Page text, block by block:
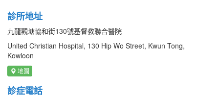
診所地址
九龍觀塘協和街130號基督教聯合醫院
United Christian Hospital, 130 Hip Wo Street, Kwun Tong,
Kowloon
地圖
診症電話